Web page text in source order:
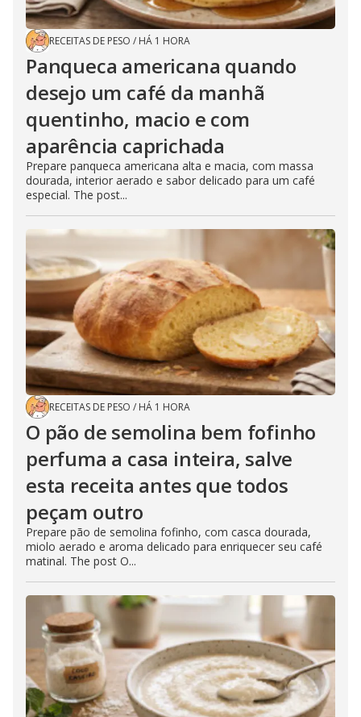
RECEITAS DE PESO / HÁ 1 HORA
Panqueca americana quando
desejo um café da manhã
quentinho, macio e com
aparência caprichada
Prepare panqueca americana alta e macia, com massa
dourada, interior aerado e sabor delicado para um café
especial. The post...
RECEITAS DE PESO / HÁ 1 HORA
O pão de semolina bem fofinho
perfuma a casa inteira, salve
esta receita antes que todos
peçam outro
Prepare pão de semolina fofinho, com casca dourada,
miolo aerado e aroma delicado para enriquecer seu café
matinal. The post O...